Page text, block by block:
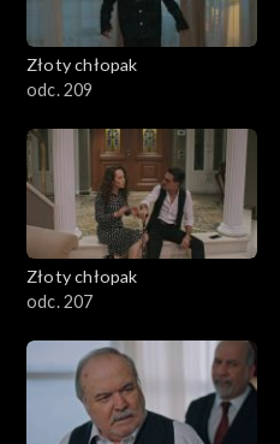
Złoty chłopak
odc. 209
Złoty chłopak
odc. 207